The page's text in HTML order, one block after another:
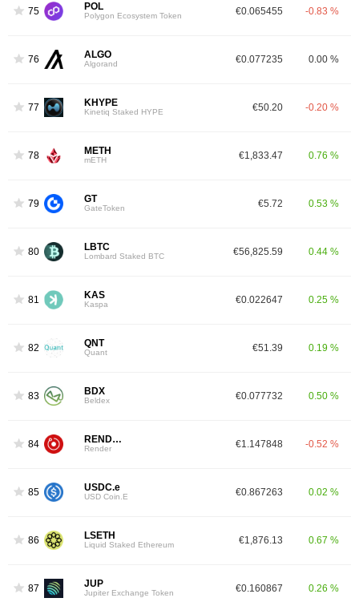
75 POL
Polygon Ecosystem Token €0.065455 -0.83 %
76 ALGO
Algorand €0.077235 0.00 %
77 KHYPE
Kinetiq Staked HYPE €50.20 -0.20 %
78 METH
mETH €1,833.47 0.76 %
79 GT
GateToken €5.72 0.53 %
80 LBTC
Lombard Staked BTC €56,825.59 0.44 %
81 KAS
Kaspa €0.022647 0.25 %
82 QNT
Quant €51.39 0.19 %
83 BDX
Beldex €0.077732 0.50 %
84 RENDER
Render €1.147848 -0.52 %
85 USDC.e
USD Coin.E €0.867263 0.02 %
86 LSETH
Liquid Staked Ethereum €1,876.13 0.67 %
87 JUP
Jupiter Exchange Token €0.160867 0.26 %